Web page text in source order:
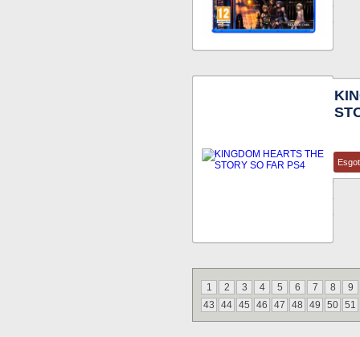
1 2 3 4 5 6 7 8
9
43
44 45 46 47 48 49 50 51